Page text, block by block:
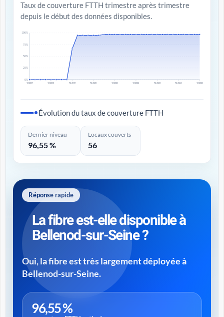
Taux de couverture FTTH trimestre après trimestre
depuis le début des données disponibles.
0%
25%
50%
75%
100%
T4 2017 T4 2018 T4 2019 T4 2020 T4 2021 T4 2022 T4 2023 T4 2024 T4 2025
Évolution du taux de couverture FTTH
Dernier niveau
96,55 %
Locaux couverts
56
Réponse rapide
La fibre est-elle disponible à
Bellenod-sur-Seine ?
Oui, la fibre est très largement déployée à
Bellenod-sur-Seine.
96,55 %